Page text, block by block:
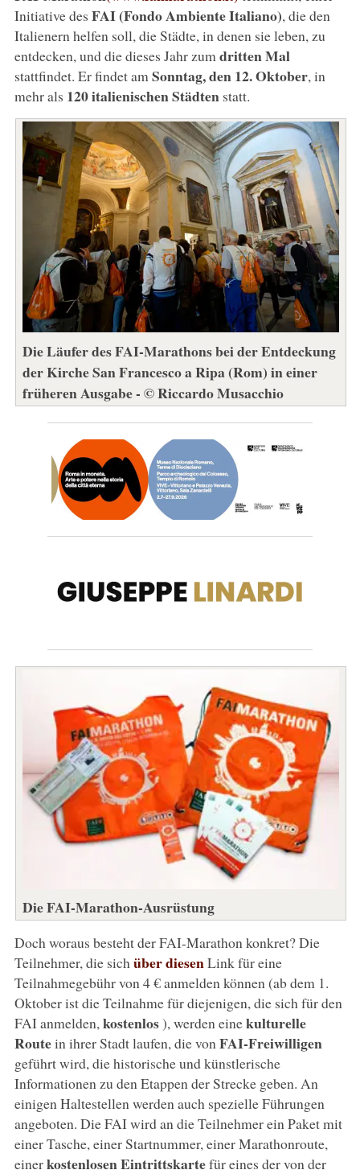
Initiative des FAI (Fondo Ambiente Italiano), die den
Italienern helfen soll, die Städte, in denen sie leben, zu
entdecken, und die dieses Jahr zum dritten Mal
stattfindet. Er findet am Sonntag, den 12. Oktober, in
mehr als 120 italienischen Städten statt.
Die Läufer des FAI-Marathons bei der Entdeckung
der Kirche San Francesco a Ripa (Rom) in einer
früheren Ausgabe - © Riccardo Musacchio
Die FAI-Marathon-Ausrüstung
Doch woraus besteht der FAI-Marathon konkret? Die
Teilnehmer, die sich über diesenLink für eine
Teilnahmegebühr von 4 € anmelden können (ab dem 1.
Oktober ist die Teilnahme für diejenigen, die sich für den
FAI anmelden, kostenlos), werden einekulturelle
Routein ihrer Stadt laufen, die von FAI-Freiwilligen
geführt wird, die historische und künstlerische
Informationen zu den Etappen der Strecke geben. An
einigen Haltestellen werden auch spezielle Führungen
angeboten. Die FAI wird an die Teilnehmer ein Paket mit
einer Tasche, einer Startnummer, einer Marathonroute,
einerkostenlosen Eintrittskartefür eines der von der